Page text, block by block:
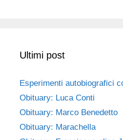
Ultimi post
Esperimenti autobiografici
Obituary: Luca Conti
Obituary: Marco Benedetto
Obituary: Marachella